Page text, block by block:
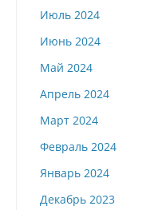
Июль 2024
Июнь 2024
Май 2024
Апрель 2024
Март 2024
Февраль 2024
Январь 2024
Декабрь 2023